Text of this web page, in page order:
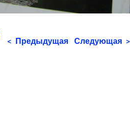
< Предыдущая Следующая >